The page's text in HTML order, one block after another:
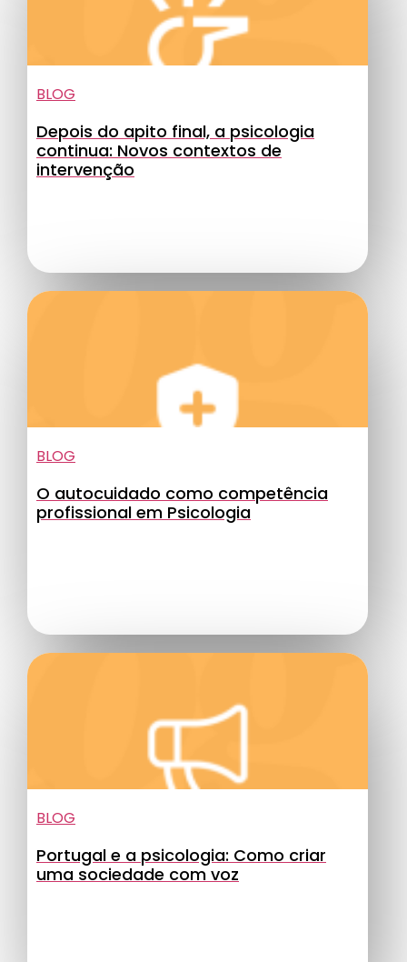
BLOG
Depois do apito final, a psicologia
continua: Novos contextos de
intervenção
BLOG
O autocuidado como competência
profissional em Psicologia
BLOG
Portugal e a psicologia: Como criar
uma sociedade com voz